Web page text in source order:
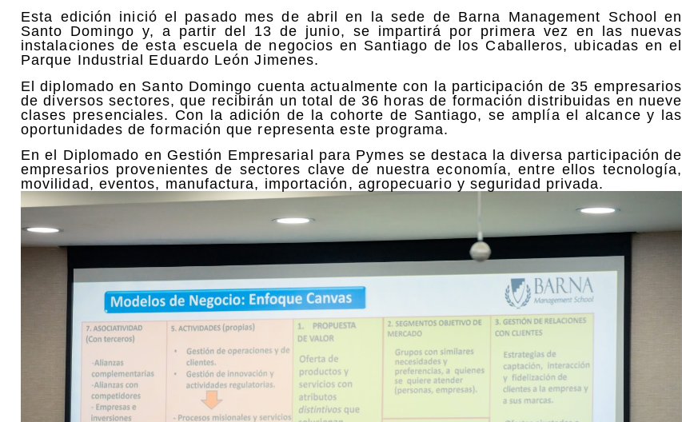
Esta edición inició el pasado mes de abril en la sede de Barna Management School en
Santo Domingo y, a partir del 13 de junio, se impartirá por primera vez en las nuevas
instalaciones de esta escuela de negocios en Santiago de los Caballeros, ubicadas en el
Parque Industrial Eduardo León Jimenes.
El diplomado en Santo Domingo cuenta actualmente con la participación de 35 empresarios
de diversos sectores, que recibirán un total de 36 horas de formación distribuidas en nueve
clases presenciales. Con la adición de la cohorte de Santiago, se amplía el alcance y las
oportunidades de formación que representa este programa.
En el Diplomado en Gestión Empresarial para Pymes se destaca la diversa participación de
empresarios provenientes de sectores clave de nuestra economía, entre ellos tecnología,
movilidad, eventos, manufactura, importación, agropecuario y seguridad privada.